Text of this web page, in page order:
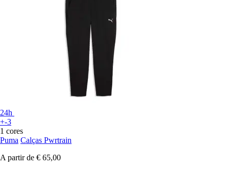
24h
+-3
1 cores
Puma Calças Pwrtrain
A partir de € 65,00